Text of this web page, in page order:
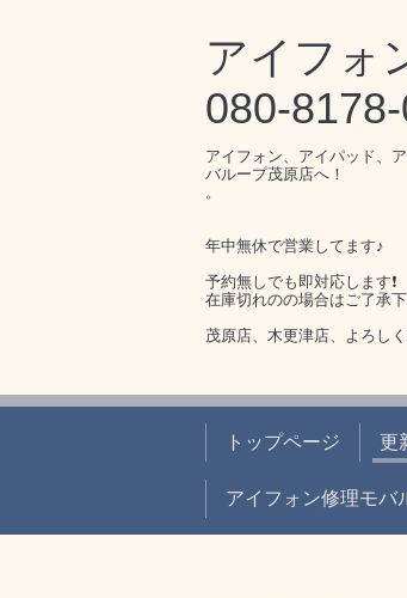
アイフ
080-
アイフォン、アイパッド、
バループ茂原店へ！
。
年中無休で営業してます♪
予約無しでも即対応します❗️
在庫切れのの場合はご了承
茂原店、木更津店、よろし
トップページ 更
アイフォン修理モバ